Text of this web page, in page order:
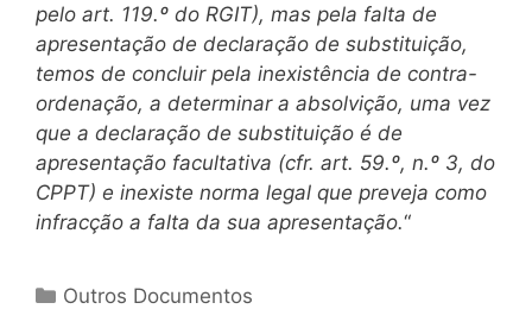
pelo art. 119.º do RGIT), mas pela falta de
apresentação de declaração de substituição,
temos de concluir pela inexistência de contra-
ordenação, a determinar a absolvição, uma vez
que a declaração de substituição é de
apresentação facultativa (cfr. art. 59.º, n.º 3, do
CPPT) e inexiste norma legal que preveja como
infracção a falta da sua apresentação.“
Categorias
Outros Documentos